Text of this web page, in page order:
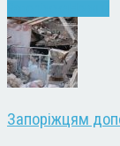
Запоріжцям